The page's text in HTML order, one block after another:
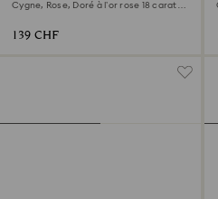
Cygne, Rose, Doré à l’or rose 18 carats
139 CHF